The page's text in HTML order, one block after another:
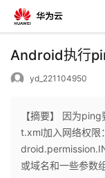
返
个
Android执行
yd_221104950
【摘要】 因为
t.xml加入网络权
或域名和一些参数